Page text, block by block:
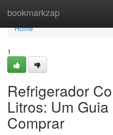
bookmarkzap
Home
Home
1
Refrigerador
Litros: Um
Comprar